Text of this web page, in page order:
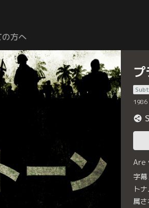
方へ
1986
Are
字
ト
属